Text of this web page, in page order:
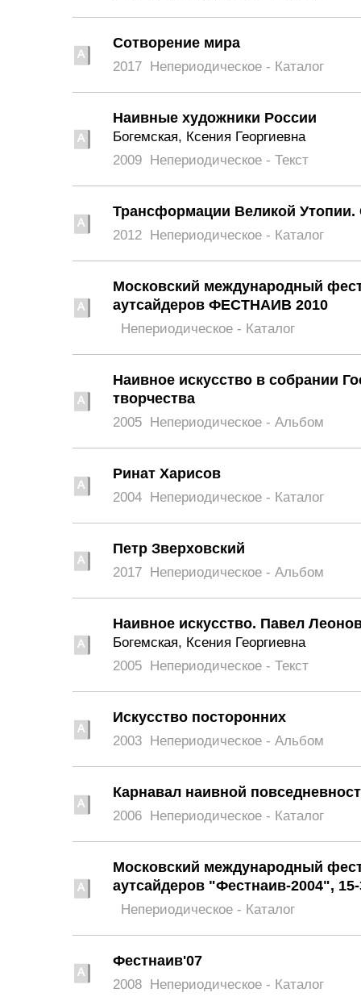
Сотворение мира
2017 Непериодическое - Каталог
Наивные художники России
Богемская, Ксения Георгиевна
2009 Непериодическое - Текст
Трансформации Великой Утопии.
2012 Непериодическое - Каталог
Московский международный
аутсайдеров ФЕСТНАИВ 2010
Непериодическое - Каталог
Наивное искусство в собрании
творчества
2005 Непериодическое - Альбом
Ринат Харисов
2004 Непериодическое - Каталог
Петр Зверховский
2017 Непериодическое - Альбом
Наивное искусство. Павел
Богемская, Ксения Георгиевна
2005 Непериодическое - Текст
Искусство посторонних
2003 Непериодическое - Альбом
Карнавал наивной
2006 Непериодическое - Каталог
Московский международный
аутсайдеров "Фестнаив-2004",
Непериодическое - Каталог
Фестнаив'07
2008 Непериодическое - Каталог